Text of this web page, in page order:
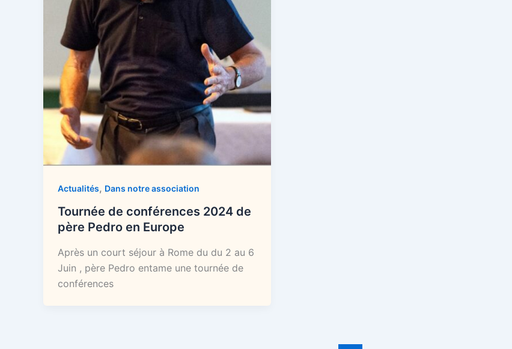
Actualités, Dans notre association
Tournée de conférences 2024 de
père Pedro en Europe
Après un court séjour à Rome du du 2 au 6
Juin , père Pedro entame une tournée de
conférences